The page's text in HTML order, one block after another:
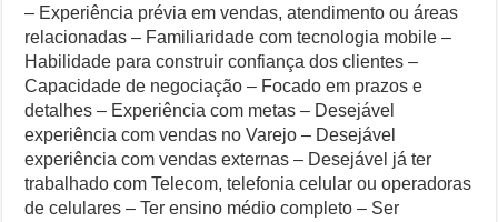
– Experiência prévia em vendas, atendimento ou áreas
relacionadas – Familiaridade com tecnologia mobile –
Habilidade para construir confiança dos clientes –
Capacidade de negociação – Focado em prazos e
detalhes – Experiência com metas – Desejável
experiência com vendas no Varejo – Desejável
experiência com vendas externas – Desejável já ter
trabalhado com Telecom, telefonia celular ou operadoras
de celulares – Ter ensino médio completo – Ser